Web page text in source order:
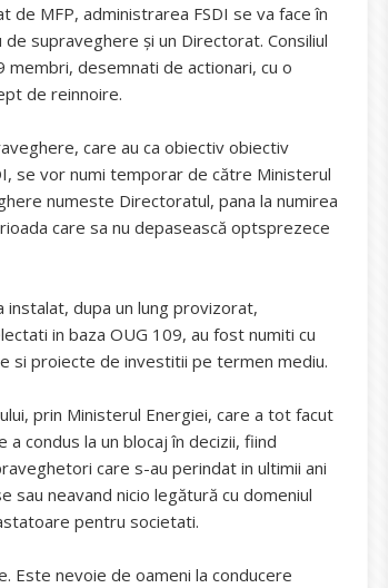
MFP, administrarea FSDI se va face în
supraveghere şi un Directorat. Consiliul
desemnati de actionari, cu o
de reinnoire.
care au ca obiectiv obiectiv
se vor numi temporar de către Ministerul
numeste Directoratul, pana la numirea
care sa nu depasească optsprezece
instalat, dupa un lung provizorat,
in baza OUG 109, au fost numiti cu
si proiecte de investitii pe termen mediu.
prin Ministerul Energiei, care a tot facut
condus la un blocaj în decizii, fiind
care s-au perindat in ultimii ani
sau neavand nicio legătură cu domeniul
pentru societati.
Este nevoie de oameni la conducere